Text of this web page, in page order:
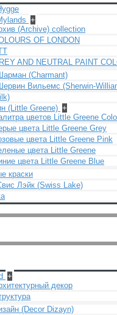
+
(Archive) collection
OF LONDON
AND NEUTRAL PAINT
(Charmant)
Вильемс (Sherwin-
(Little Greene) +
цветов Little Greene
цвета Little Greene Grey
цвета Little Greene Pink
цвета Little Greene
цвета Little Greene Blue
краски
Лэйк (Swiss Lake)
+
декор
(Decor Dizayn)